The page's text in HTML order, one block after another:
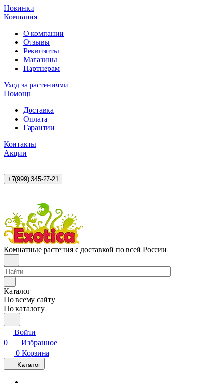
Новинки
Компания
О компании
Отзывы
Реквизиты
Магазины
Партнерам
Уход за растениями
Помощь
Доставка
Оплата
Гарантии
Контакты
Акции
+7(999) 345-27-21
Комнатные растения с доставкой по всей России
Каталог
По всему сайту
По каталогу
Войти
0
Избранное
0 Корзина
Каталог